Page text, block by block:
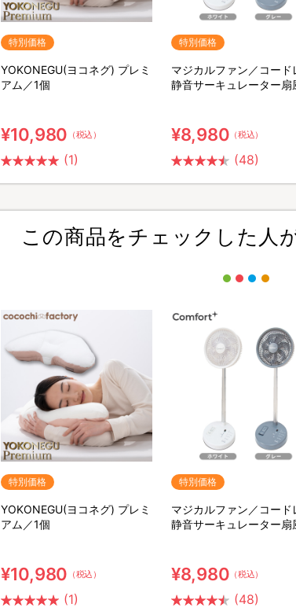
特別価格
YOKONEGU(ヨコネグ) プレミ
アム／1個
¥10,980 （税込）
(1)
特別価格
マジカルファン／コード
静音サーキュレーター扇
¥8,980 （税込）
(48)
この商品をチェックした人
特別価格
YOKONEGU(ヨコネグ) プレミ
アム／1個
¥10,980 （税込）
(1)
特別価格
マジカルファン／コード
静音サーキュレーター扇
¥8,980 （税込）
(48)